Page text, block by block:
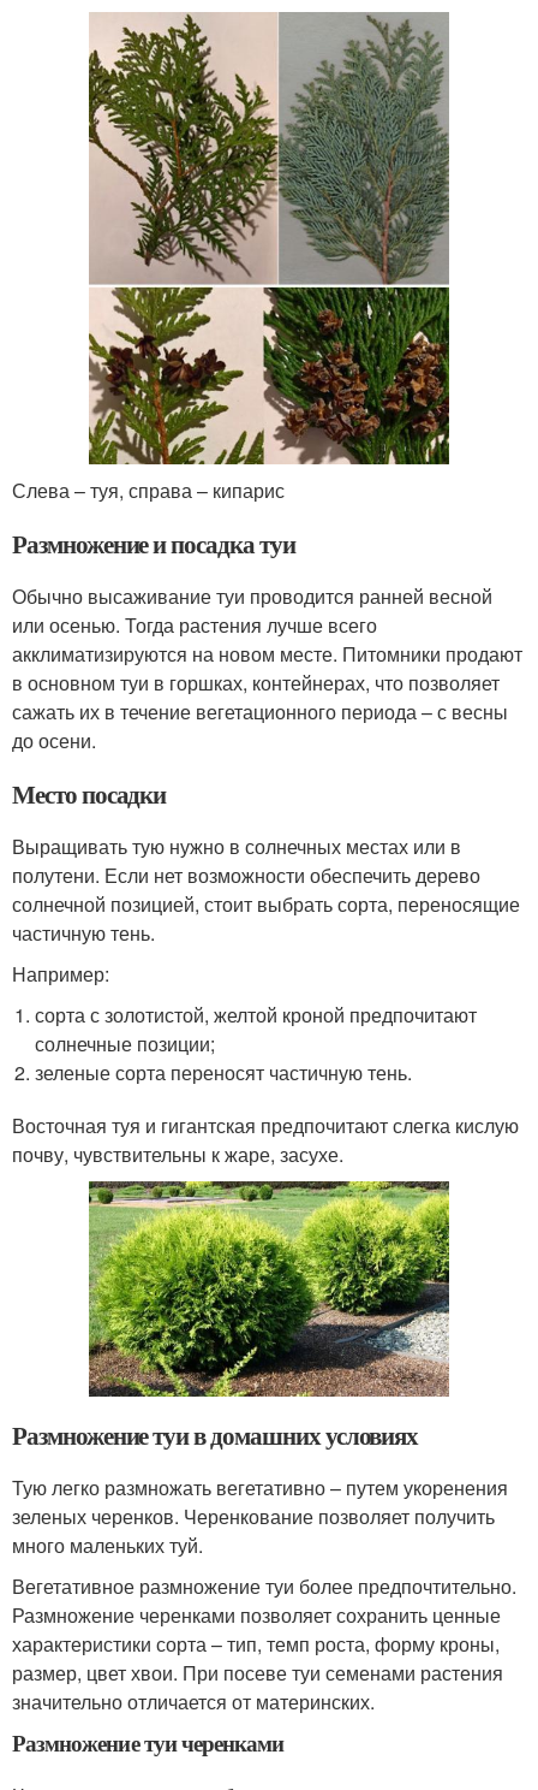
Слева – туя, справа – кипарис
Размножение и посадка туи
Обычно высаживание туи проводится ранней весной
или осенью. Тогда растения лучше всего
акклиматизируются на новом месте. Питомники продают
в основном туи в горшках, контейнерах, что позволяет
сажать их в течение вегетационного периода – с весны
до осени.
Место посадки
Выращивать тую нужно в солнечных местах или в
полутени. Если нет возможности обеспечить дерево
солнечной позицией, стоит выбрать сорта, переносящие
частичную тень.
Например:
сорта с золотистой, желтой кроной предпочитают
солнечные позиции;
зеленые сорта переносят частичную тень.
Восточная туя и гигантская предпочитают слегка кислую
почву, чувствительны к жаре, засухе.
Размножение туи в домашних условиях
Тую легко размножать вегетативно – путем укоренения
зеленых черенков. Черенкование позволяет получить
много маленьких туй.
Вегетативное размножение туи более предпочтительно.
Размножение черенками позволяет сохранить ценные
характеристики сорта – тип, темп роста, форму кроны,
размер, цвет хвои. При посеве туи семенами растения
значительно отличается от материнских.
Размножение туи черенками